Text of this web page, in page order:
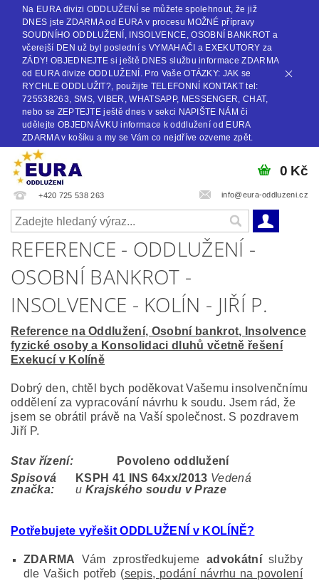
Na EURA divizi ODDLUŽENÍ se můžete spolehnout, že již
DNES jste ZDARMA od EURA v procesu MOŽNÉ přípravy
SOUDNÍHO ODDLUŽENÍ, INSOLVENCE, OSOBNÍ BANKROT a
včerejší DEN už byl poslední s VYMAHAČI a EXEKUTORY za
ZÁDY! OBJEDNEJTE si ještě DNES službu informace ZDARMA
od EURA divize ODDLUŽENÍ. Pro Vaše OTÁZKY: JAK se
RYCHLE ODDLUŽIT?, použijte TELEFONNÍ KONTAKT tel:
725538263, SMS, VIBER, WHATSAPP, MESSENGER, CHAT,
nebo se ZEPTEJTE ještě dnes v sekci NAPIŠTE NÁM či
udělejte OBJEDNÁVKU informace k oddlužení od EURA
ZDARMA v košíku a my se Vám co nejdříve ozveme zpět.
+420 725 538 263 info@eura-oddluzeni.cz
0 Kč
REFERENCE - ODDLUŽENÍ -
OSOBNÍ BANKROT -
INSOLVENCE - KOLÍN - JIŘÍ P.
Reference na Oddlužení, Osobní bankrot, Insolvence
fyzické osoby a Konsolidaci dluhů včetně řešení
Exekucí v Kolíně
Dobrý den, chtěl bych poděkovat Vašemu insolvenčnímu
oddělení za vypracování návrhu k soudu. Jsem rád, že
jsem se obrátil právě na Vaší společnost. S pozdravem
Jiří P.
Stav řízení:
Povoleno oddlužení
Spisová
značka:
KSPH 41 INS 64xx/2013 Vedená
u Krajského soudu v Praze
Potřebujete vyřešit ODDLUŽENÍ v KOLÍNĚ?
ZDARMA Vám zprostředkujeme advokátníslužby
dle Vašich potřeb (sepis, podání návrhu na povolení